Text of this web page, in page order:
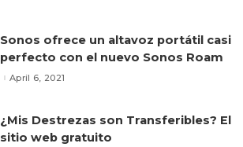
Sonos ofrece un altavoz portátil casi
perfecto con el nuevo Sonos Roam
April 6, 2021
¿Mis Destrezas son Transferibles? El
sitio web gratuito